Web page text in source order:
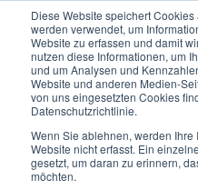
Diese Website speichert
werden verwendet, um
Website zu erfassen und damit
nutzen diese Informationen, um
und um Analysen und
Website und anderen Medien-
von uns eingesetzten Cookies
Datenschutzrichtlinie.
Wenn Sie ablehnen, werden
Website nicht erfasst. Ein
gesetzt, um daran zu erinnern,
möchten.
Data
Optionaler
IT-Engineering